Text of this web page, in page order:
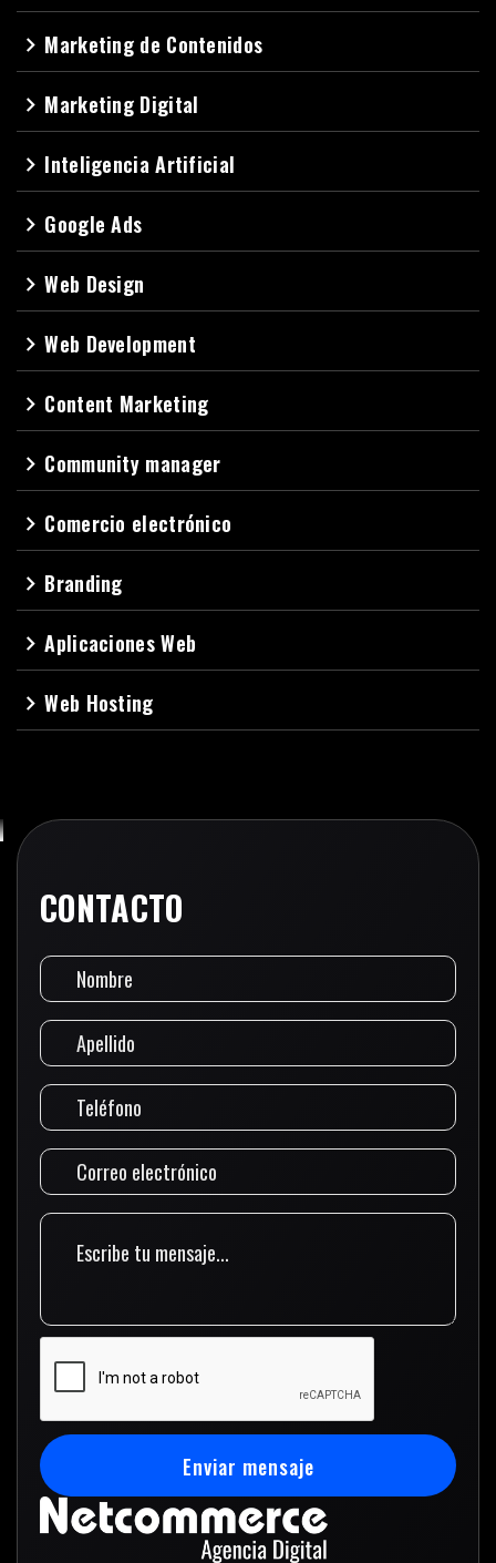
navigate_next Marketing de Contenidos
navigate_next Marketing Digital
navigate_next Inteligencia Artificial
navigate_next Google Ads
navigate_nextWeb Design
navigate_nextWeb Development
navigate_next Content Marketing
navigate_next Community manager
navigate_next Comercio electrónico
navigate_next Branding
navigate_nextAplicaciones Web
navigate_nextWeb Hosting
CONTACTO
Enviar mensaje
Enviar mensaje